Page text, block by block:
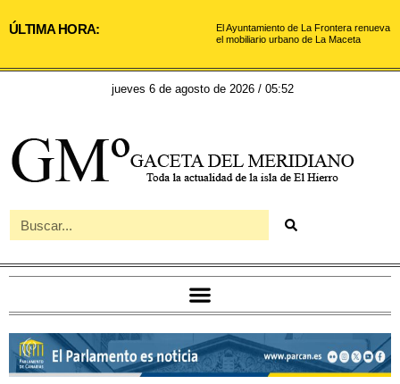
ÚLTIMA HORA:
El Ayuntamiento de La Frontera renueva
el mobiliario urbano de La Maceta
jueves 6 de agosto de 2026 / 05:52